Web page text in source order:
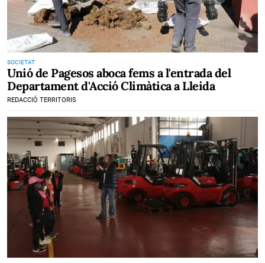
SOCIETAT
Unió de Pagesos aboca fems a l'entrada del
Departament d'Acció Climàtica a Lleida
REDACCIÓ TERRITORIS